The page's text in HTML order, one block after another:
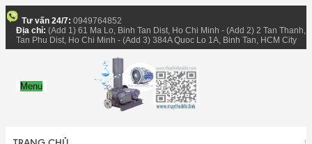
Tư vấn 24/7: 0949764852
Địa chỉ: (Add 1) 61 Ma Lo, Binh Tan Dist, Ho Chi Minh - (Add 2) 2 Tan Thanh,
Tan Phu Dist, Ho Chi Minh - (Add 3) 384A Quoc Lo 1A, Binh Tan, HCM City
Menu